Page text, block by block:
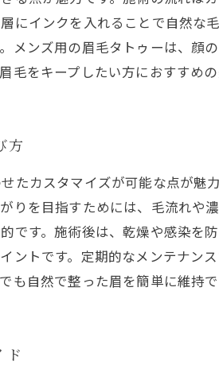
インクを入れることで自然な
メンズ用の眉毛タトゥーは、顔
をキープしたい方におすすめの
方
たカスタマイズが可能な点が魅
りを目指すためには、毛流れや
す。施術後は、乾燥や感染を
トです。定期的なメンテナン
自然で整った眉を簡単に維持
ド